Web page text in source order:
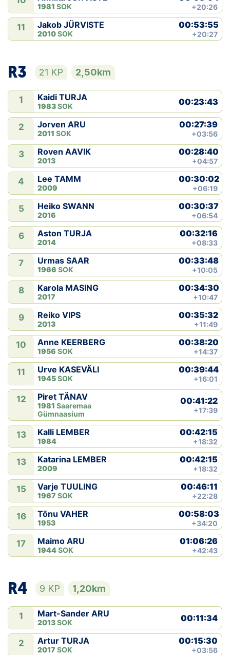
1981 SOK +20:26
11 Jakob JÜRVISTE
2010SOK
00:53:55
+20:27
R3 21 KP 2,50km
1 Kaidi TURJA
1983SOK 00:23:43
2 Jorven ARU
2011 SOK
00:27:39
+03:56
3 Roven AAVIK
2013
00:28:40
+04:57
4 Lee TAMM
2009
00:30:02
+06:19
5 Heiko SWANN
2016
00:30:37
+06:54
6 Aston TURJA
2014
00:32:16
+08:33
7 Urmas SAAR
1966 SOK
00:33:48
+10:05
8 Karola MASING
2017
00:34:30
+10:47
9 Reiko VIPS
2013
00:35:32
+11:49
10 Anne KEERBERG
1956 SOK
00:38:20
+14:37
11 Urve KASEVÄLI
1945SOK
00:39:44
+16:01
12 Piret TÄNAV
1981 Saaremaa
Gümnaasium
00:41:22
+17:39
13 Kalli LEMBER
1984
00:42:15
+18:32
13 Katarina LEMBER
2009
00:42:15
+18:32
15 Varje TUULING
1967 SOK
00:46:11
+22:28
16 Tõnu VAHER
1953
00:58:03
+34:20
17 Maimo ARU
1944SOK
01:06:26
+42:43
R4 9 KP 1,20km
1 Mart-Sander ARU
2013SOK 00:11:34
2 Artur TURJA
2017 SOK
00:15:30
+03:56